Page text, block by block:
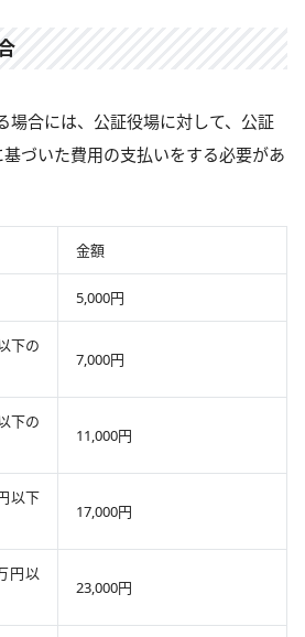
場合には、公証役場に対して、公証
づいた費用の支払いをする必要があ
金額
5,000円
下の
7,000円
下の
11,000円
以下
17,000円
円以
23,000円